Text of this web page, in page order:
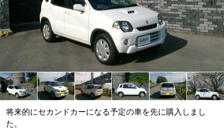
将来的にセカンドカーになる予定の車を先に購入しまし
た。